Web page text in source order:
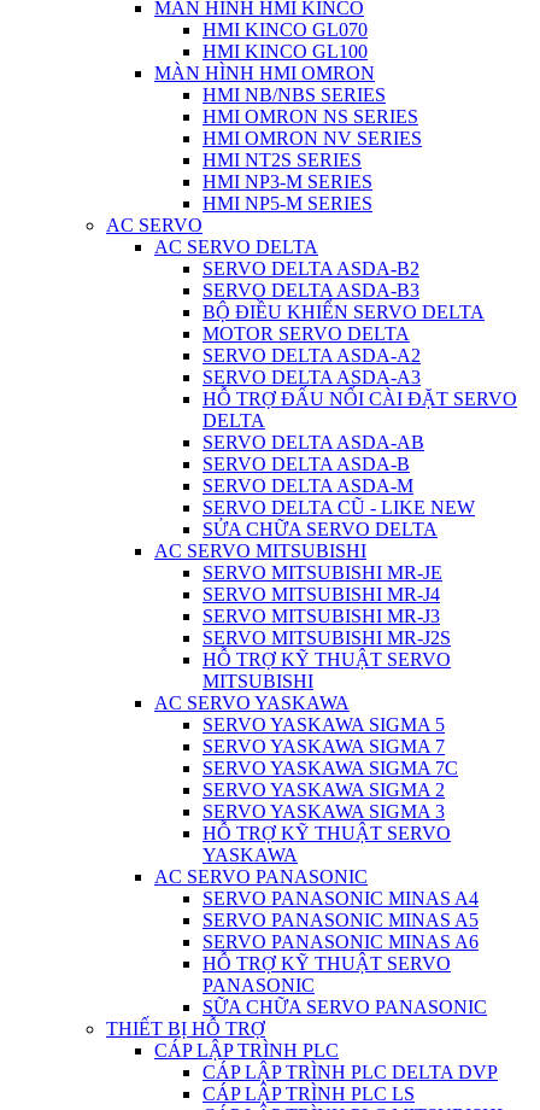
MÀN HÌNH HMI KINCO
HMI KINCO GL070
HMI KINCO GL100
MÀN HÌNH HMI OMRON
HMI NB/NBS SERIES
HMI OMRON NS SERIES
HMI OMRON NV SERIES
HMI NT2S SERIES
HMI NP3-M SERIES
HMI NP5-M SERIES
AC SERVO
AC SERVO DELTA
SERVO DELTA ASDA-B2
SERVO DELTA ASDA-B3
BỘ ĐIỀU KHIỂN SERVO DELTA
MOTOR SERVO DELTA
SERVO DELTA ASDA-A2
SERVO DELTA ASDA-A3
HỖ TRỢ ĐẤU NỐI CÀI ĐẶT SERVO
DELTA
SERVO DELTA ASDA-AB
SERVO DELTA ASDA-B
SERVO DELTA ASDA-M
SERVO DELTA CŨ - LIKE NEW
SỬA CHỮA SERVO DELTA
AC SERVO MITSUBISHI
SERVO MITSUBISHI MR-JE
SERVO MITSUBISHI MR-J4
SERVO MITSUBISHI MR-J3
SERVO MITSUBISHI MR-J2S
HỖ TRỢ KỸ THUẬT SERVO
MITSUBISHI
AC SERVO YASKAWA
SERVO YASKAWA SIGMA 5
SERVO YASKAWA SIGMA 7
SERVO YASKAWA SIGMA 7C
SERVO YASKAWA SIGMA 2
SERVO YASKAWA SIGMA 3
HỖ TRỢ KỸ THUẬT SERVO
YASKAWA
AC SERVO PANASONIC
SERVO PANASONIC MINAS A4
SERVO PANASONIC MINAS A5
SERVO PANASONIC MINAS A6
HỖ TRỢ KỸ THUẬT SERVO
PANASONIC
SỮA CHỮA SERVO PANASONIC
THIẾT BỊ HỖ TRỢ
CÁP LẬP TRÌNH PLC
CÁP LẬP TRÌNH PLC DELTA DVP
CÁP LẬP TRÌNH PLC LS